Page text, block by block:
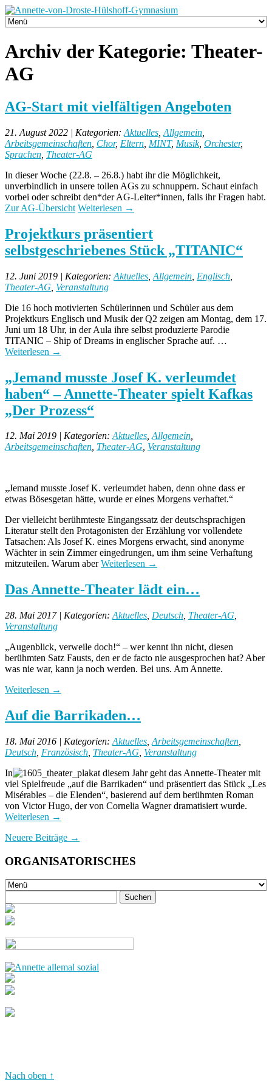
Archiv der Kategorie: Theater-
AG
AG-Start mit vielfältigen Angeboten
21. August 2022 | Kategorien: Aktuelles Allgemein
Arbeitsgemeinschaften Chor, Eltern MINT, Musik, Orchester,
Sprachen Theater-AG
In dieser Woche (22.8. – 26.8.) habt ihr die Möglichkeit,
unverbindlich in unsere tollen AGs zu schnuppern. Schaut einfach
vorbei oder schreibt den*der AG-Leiter*innen, falls ihr Fragen habt.
Zur AG-Übersicht Weiterlesen →
Projektkurs präsentiert
selbstgeschriebenes Stück „TITANIC“
12. Juni 2019 | Kategorien: Aktuelles Allgemein Englisch
Theater-AG Veranstaltung
Die 16 hoch motivierten Schülerinnen und Schüler aus dem
Projektkurs Englisch und Musik der Q2 zeigen am Montag, dem 17.
Juni um 18 Uhr, in der Aula ihre selbst produzierte Parodie
TITANIC – Ship of Dreams in englischer Sprache auf. …
Weiterlesen →
„Jemand musste Josef K. verleumdet
haben“ – Annette-Theater spielt Kafkas
„Der Prozess“
12. Mai 2019 | Kategorien:Aktuelles,Allgemein,
Arbeitsgemeinschaften, Theater-AG, Veranstaltung
„Jemand musste Josef K. verleumdet haben, denn ohne dass er
etwas Bösesgetan hätte, wurde er eines Morgens verhaftet.“
Der vielleicht berühmteste Eingangssatz der deutschsprachigen
Literatur stellt den Protagonisten der Erzählung vor vollendete
Tatsachen: Als Josef K. eines Morgens erwacht, sind anonyme
Wächter in sein Zimmer eingedrungen, um ihm seine Verhaftung
mitzuteilen. Warum aberWeiterlesen →
Das Annette-Theater lädt ein…
28. Mai 2017 | Kategorien: Aktuelles Deutsch Theater-AG
Veranstaltung
„Augenblick, verweile doch!“ – wer kennt ihn nicht, diesen
berühmten Satz Fausts, den er de facto nie ausgesprochen hat? Aber
was nie war, kann ja noch werden. Bei uns. Am Annette.
Weiterlesen →
Auf die Barrikaden…
18. Mai 2016 | Kategorien: Aktuelles Arbeitsgemeinschaften
Deutsch Französisch Theater-AG Veranstaltung
In
diesem Jahr geht das Annette-Theater mit
viel Spielfreude „auf die Barrikaden“ und präsentiert das Stück „Les
Misérables – die Elenden“, basierend auf dem berühmten Roman
von Victor Hugo, der von Cornelia Wagner dramatisiert wurde.
Weiterlesen →
Neuere Beiträge →
ORGANISATORISCHES
Nach oben ↑